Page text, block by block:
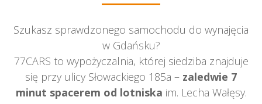
Szukasz sprawdzonego samochodu do wynajęcia
w Gdańsku?
77CARS to wypożyczalnia, której siedziba znajduje
się przy ulicy Słowackiego 185a – zaledwie 7
minut spacerem od lotniska im. Lecha Wałęsy.